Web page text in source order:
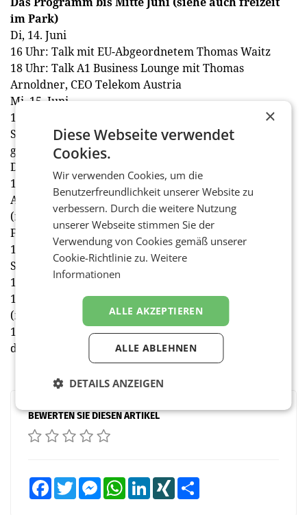
im Park)
Di, 14. Juni
16 Uhr: Talk mit EU-Abgeordnetem Thomas Waitz
18 Uhr: Talk A1 Business Lounge mit Thomas
Arnoldner, CEO Telekom Austria
Mi, 15. Juni
19-23 Uhr: freizeit.tafelnacht mit Spitzenkoch Max
Stiegl vom Gut Purbach (nur gegen Anmeldung, hier
geht's zu den Tickets)
Do, 16. Juni
19-23 Uhr: freizeit.tasting mit Tom Sipos von der
Austrian Bar Academy, Thema: Gin einmal anders
(nur gegen Anmeldung, hier geht's zu den Tickets)
Fr, 17. Juni
19.30-20.30 Uhr: freizeit.unplugged
Sa, 18. Juni
10-11 Uhr: freizeit.pilates
10-16 Uhr: Wokip, pädagogische Kinderbetreuung
(mehr Infos)
11-18 Uhr: Special: Vollpension - Omamas lesen vor,
dazu gibt's Buchteln
BEWERTEN SIE DIESEN ARTIKEL
FacebookTwitter MessengerWhatsAppLinkedInXING
×
Diese Webseite verwendet
Cookies.
Wir verwenden Cookies, um die
Benutzerfreundlichkeit unserer Website zu
verbessern. Durch die weitere Nutzung
unserer Webseite stimmen Sie der
Verwendung von Cookies gemäß unserer
Cookie-Richtlinie zu.Weitere
Informationen
ALLE AKZEPTIEREN
ALLE ABLEHNEN
DETAILS ANZEIGEN